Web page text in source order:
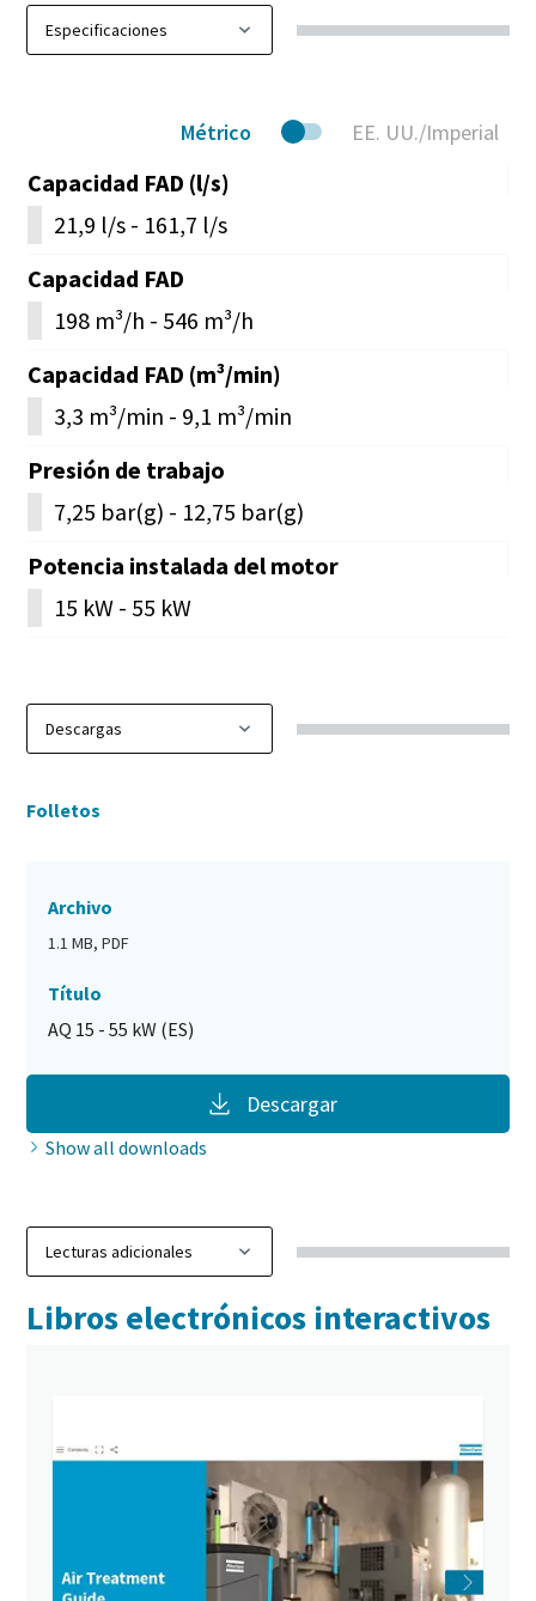
Métrico EE. UU./Imperial
Capacidad FAD (l/s)
21,9 l/s - 161,7 l/s
Capacidad FAD
198 m³/h - 546 m³/h
Capacidad FAD (m³/min)
3,3 m³/min - 9,1 m³/min
Presión de trabajo
7,25 bar(g) - 12,75 bar(g)
Potencia instalada del motor
15 kW - 55 kW
Folletos
Archivo
1.1 MB, PDF
Título
AQ 15 - 55 kW (ES)
Descargar
Show all downloads
Libros electrónicos interactivos